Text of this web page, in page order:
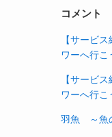
コメント
【サービ
ワーへ行こ
【サービ
ワーへ行こ
羽魚 ～魚